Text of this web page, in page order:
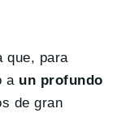
que, para
a un profundo
de gran